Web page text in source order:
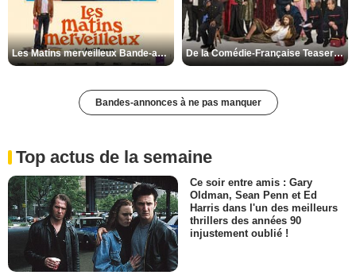
Les Matins merveilleux Bande-annonce VF De la Comédie-Française Teaser VF
Bandes-annonces à ne pas manquer
Top actus de la semaine
Ce soir entre amis : Gary
Oldman, Sean Penn et Ed
Harris dans l'un des meilleurs
thrillers des années 90
injustement oublié !